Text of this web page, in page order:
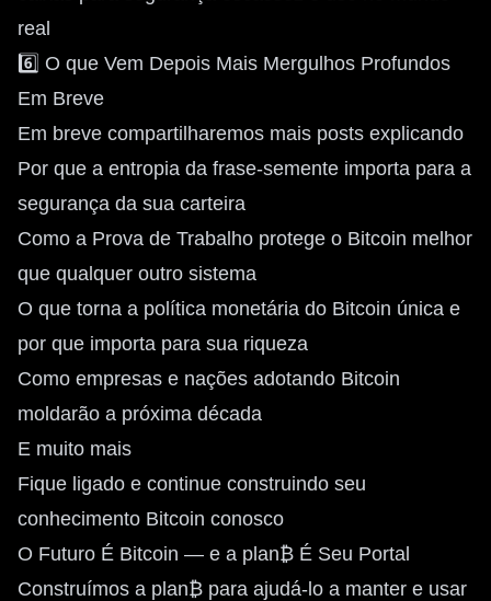
real
6️⃣ O que Vem Depois Mais Mergulhos Profundos
Em Breve
Em breve compartilharemos mais posts explicando
Por que a entropia da frase-semente importa para a
segurança da sua carteira
Como a Prova de Trabalho protege o Bitcoin melhor
que qualquer outro sistema
O que torna a política monetária do Bitcoin única e
por que importa para sua riqueza
Como empresas e nações adotando Bitcoin
moldarão a próxima década
E muito mais
Fique ligado e continue construindo seu
conhecimento Bitcoin conosco
O Futuro É Bitcoin — e a plan₿ É Seu Portal
Construímos a plan₿ para ajudá-lo a manter e usar